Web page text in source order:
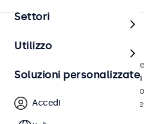
Monitor da 8 pollici
Monitor da 8 pollici progettati
commerciale. Questi monitor
connessioni video e opzioni di
consentendo loro di integrarsi
Settori
Utilizzo
Soluzioni personalizzate
Accedi